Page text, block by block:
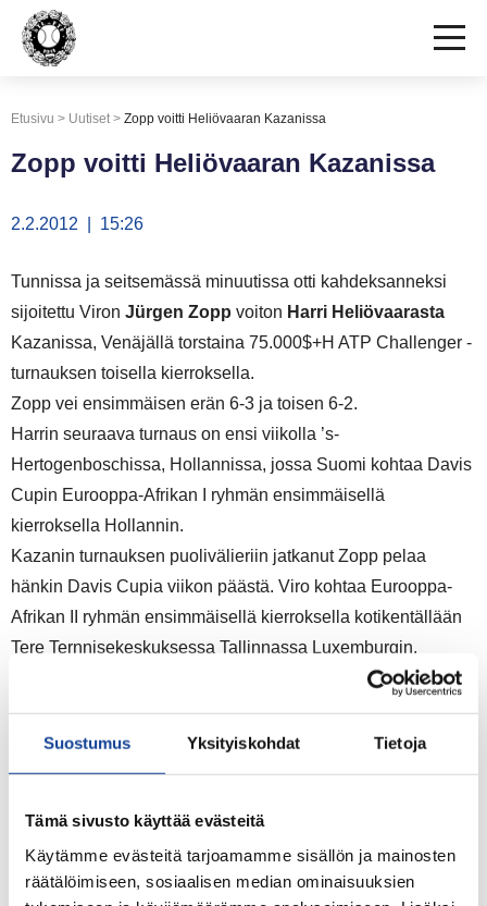
Suostumus Yksityiskohdat Tietoja
Tämä sivusto käyttää evästeitä
Käytämme evästeitä tarjoamamme sisällön ja mainosten
räätälöimiseen, sosiaalisen median ominaisuuksien
Etusivu > Uutiset> Zopp voitti Heliövaaran Kazanissa
Zopp voitti Heliövaaran Kazanissa
2.2.2012 | 15:26
Tunnissa ja seitsemässä minuutissa otti kahdeksanneksi
sijoitettu Viron Jürgen Zopp voiton Harri Heliövaarasta
Kazanissa, Venäjällä torstaina 75.000$+H ATP Challenger -
turnauksen toisella kierroksella.
Zopp vei ensimmäisen erän 6-3 ja toisen 6-2.
Harrin seuraava turnaus on ensi viikolla ’s-
Hertogenboschissa, Hollannissa, jossa Suomi kohtaa Davis
Cupin Eurooppa-Afrikan I ryhmän ensimmäisellä
kierroksella Hollannin.
Kazanin turnauksen puolivälieriin jatkanut Zopp pelaa
hänkin Davis Cupia viikon päästä. Viro kohtaa Eurooppa-
Afrikan II ryhmän ensimmäisellä kierroksella kotikentällään
Tere Ternnisekeskuksessa Tallinnassa Luxemburgin.
30.1.-5.2. Kazan, Venäjä
Kazanin ATP Challenger verkossa